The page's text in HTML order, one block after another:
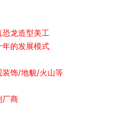
龙造型美工
的发展模式
装饰/地貌/火山等
厂商